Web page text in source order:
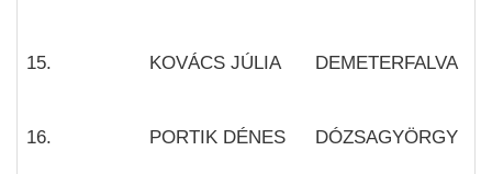
15. KOVÁCS JÚLIA DEMETERFALVA
16. PORTIK DÉNES DÓZSAGYÖRGY